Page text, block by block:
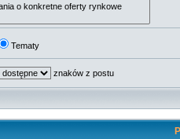
Tematy
znaków z postu